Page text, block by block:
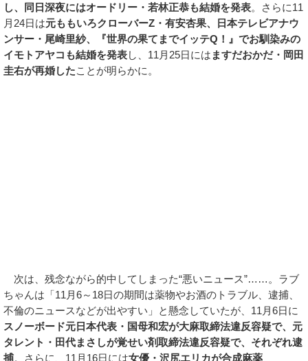
し、同日深夜にはオードリー・若林正恭も結婚を発表。さらに11
月24日は元ももいろクローバーZ・有安杏果、日本テレビアナウ
ンサー・尾崎里紗、『世界の果てまでイッテQ！』でお馴染みの
イモトアヤコも結婚を発表し、11月25日には ますだおかだ・岡田
圭右が再婚したことが明らかに。
次は、残念ながら的中してしまった“悪いニュース”……。ラブ
ちゃんは「11月6～18日の期間は薬物やお酒のトラブル、逮捕、
不倫のニュースなどが出やすい」と懸念していたが、11月6日に
スノーボード元日本代表・国母和宏が大麻取締法違反容疑で、元
タレント・田代まさしが覚せい剤取締法違反容疑で、それぞれ逮
捕。さらに、11月16日には女優・沢尻エリカが合成麻薬